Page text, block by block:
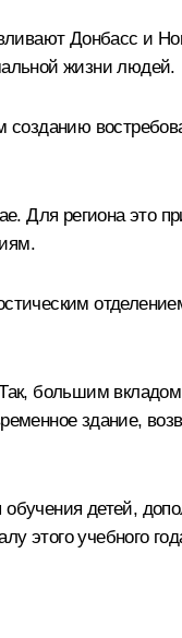
Донбасс и
жизни людей.
созданию
Для региона это
большим
здание,
детей,
этого учебного